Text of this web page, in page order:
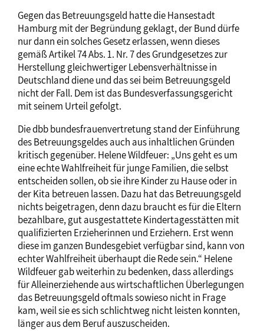
Gegen das Betreuungsgeld hatte die Hansestadt
Hamburg mit der Begründung geklagt, der Bund dürfe
nur dann ein solches Gesetz erlassen, wenn dieses
gemäß Artikel 74 Abs. 1. Nr. 7 des Grundgesetzes zur
Herstellung gleichwertiger Lebensverhältnisse in
Deutschland diene und das sei beim Betreuungsgeld
nicht der Fall. Dem ist das Bundesverfassungsgericht
mit seinem Urteil gefolgt.
Die dbb bundesfrauenvertretung stand der Einführung
des Betreuungsgeldes auch aus inhaltlichen Gründen
kritisch gegenüber. Helene Wildfeuer: „Uns geht es um
eine echte Wahlfreiheit für junge Familien, die selbst
entscheiden sollen, ob sie ihre Kinder zu Hause oder in
der Kita betreuen lassen. Dazu hat das Betreuungsgeld
nichts beigetragen, denn dazu braucht es für die Eltern
bezahlbare, gut ausgestattete Kindertagesstätten mit
qualifizierten Erzieherinnen und Erziehern. Erst wenn
diese im ganzen Bundesgebiet verfügbar sind, kann von
echter Wahlfreiheit überhaupt die Rede sein.“ Helene
Wildfeuer gab weiterhin zu bedenken, dass allerdings
für Alleinerziehende aus wirtschaftlichen Überlegungen
das Betreuungsgeld oftmals sowieso nicht in Frage
kam, weil sie es sich schlichtweg nicht leisten konnten,
länger aus dem Beruf auszuscheiden.